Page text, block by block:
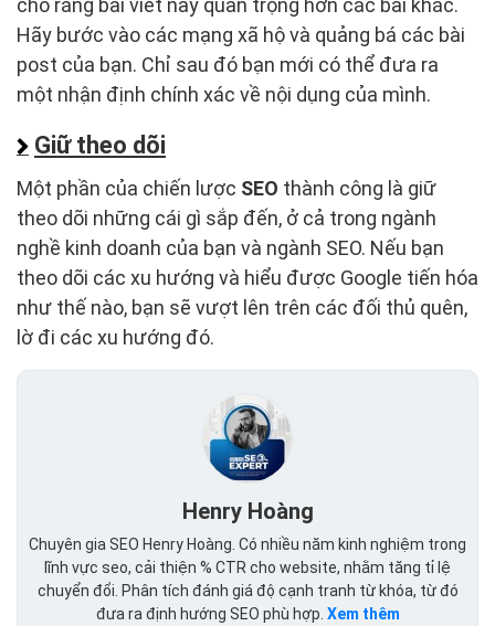
cho rằng bài viết này quan trọng hơn các bài khác.
Hãy bước vào các mạng xã hộ và quảng bá các bài
post của bạn. Chỉ sau đó bạn mới có thể đưa ra
một nhận định chính xác về nội dụng của mình.
Giữ theo dõi
Một phần của chiến lược SEO thành công là giữ
theo dõi những cái gì sắp đến, ở cả trong ngành
nghề kinh doanh của bạn và ngành SEO. Nếu bạn
theo dõi các xu hướng và hiểu được Google tiến hóa
như thế nào, bạn sẽ vượt lên trên các đối thủ quên,
lờ đi các xu hướng đó.
Henry Hoàng
Chuyên gia SEO Henry Hoàng. Có nhiều năm kinh nghiệm trong
lĩnh vực seo, cải thiện % CTR cho website, nhằm tăng tỉ lệ
chuyển đổi. Phân tích đánh giá độ cạnh tranh từ khóa, từ đó
đưa ra định hướng SEO phù hợp. Xem thêm